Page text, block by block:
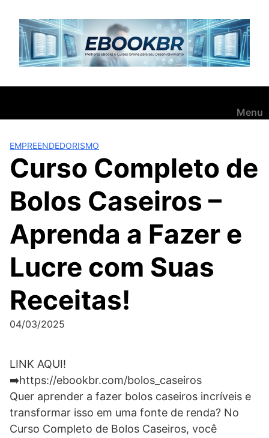
para
conteúdo
Menu
EMPREENDEDORISMO
Curso Completo de
Bolos Caseiros –
Aprenda a Fazer e
Lucre com Suas
Receitas!
04/03/2025
LINK AQUI!
➡️https://ebookbr.com/bolos_caseiros
Quer aprender a fazer bolos caseiros incríveis e
transformar isso em uma fonte de renda? No
Curso Completo de Bolos Caseiros, você